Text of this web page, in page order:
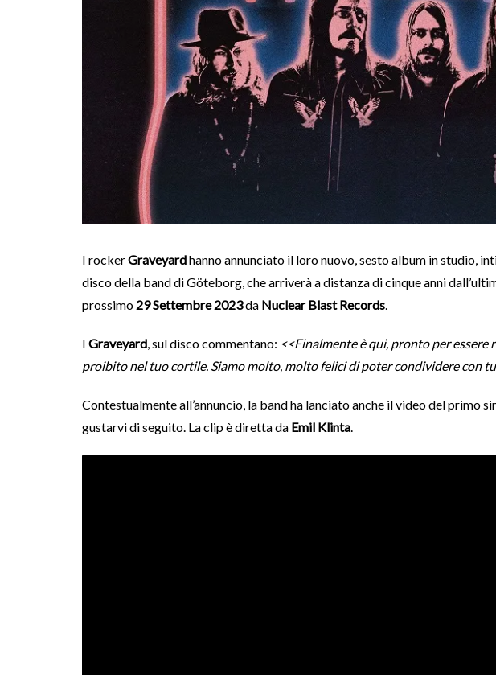
I rockerGraveyardhanno annunciato il loro nuovo, sesto album in studio,
disco della band di Göteborg, che arriverà a distanza di cinque anni
prossimo 29 Settembre 2023da Nuclear Blast Records.
I Graveyard, sul disco commentano: <<Finalmente è qui, pronto per
proibito nel tuo cortile. Siamo molto, molto felici di poter condividere con
Contestualmente all’annuncio, la band ha lanciato anche il video del primo
gustarvi di seguito. La clip è diretta da Emil Klinta.